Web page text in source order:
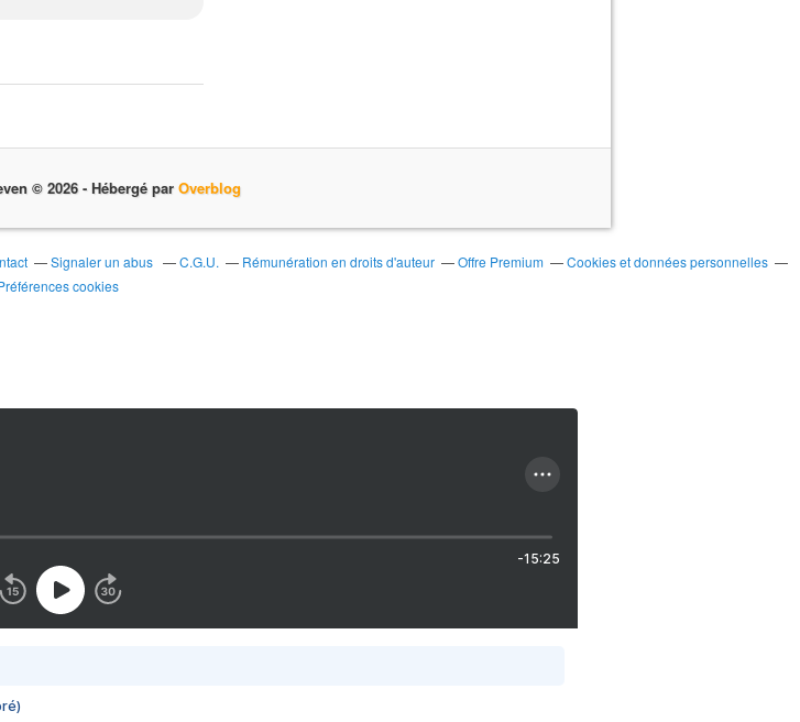
© 2026 - Hébergé par Overblog
Signaler un abus C.G.U. Rémunération en droits d'auteur Offre Premium
Cookies et données personnelles
cookies
-15:25